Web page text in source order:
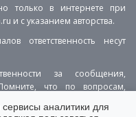
только в интернете при
и с указанием авторства.
ответственность несут
за сообщения,
что по вопросам,
аналитики для